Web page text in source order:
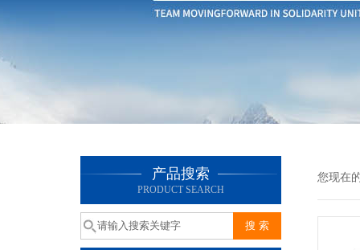
产品搜索
PRODUCT SEARCH
您现在